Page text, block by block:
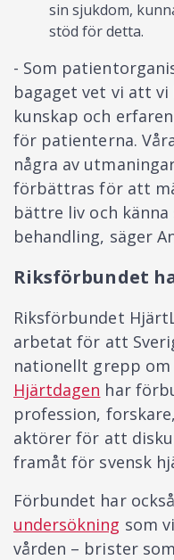
sin sjukdom,
stöd för detta.
- Som
bagaget vet vi att
kunskap och
för patienterna.
några av
förbättras för att
bättre liv och
behandling, säger
Riksförbundet
Riksförbundet
arbetat för att
nationellt grepp om
Hjärtdagen har
profession,
aktörer för att
framåt för svensk
Förbundet har
undersökning som
vården – brister